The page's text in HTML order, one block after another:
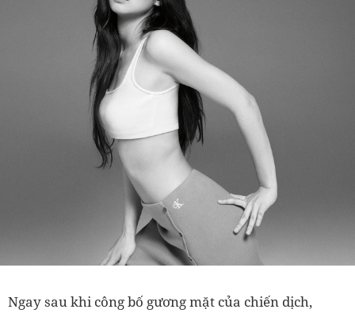
Ngay sau khi công bố gương mặt của chiến dịch,